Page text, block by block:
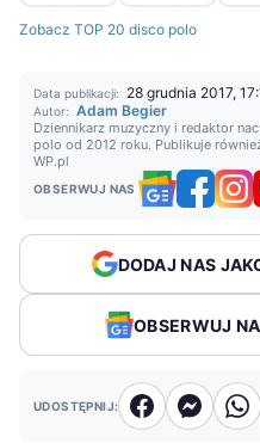
Zobacz TOP 20 disco polo
Data publikacji: 28 grudnia 2017,
Autor: Adam Begier
Dziennikarz muzyczny i redaktor
polo od 2012 roku. Publikuje
WP.pl
OBSERWUJ NAS
DODAJ NAS
OBSERWUJ
UDOSTĘPNIJ: